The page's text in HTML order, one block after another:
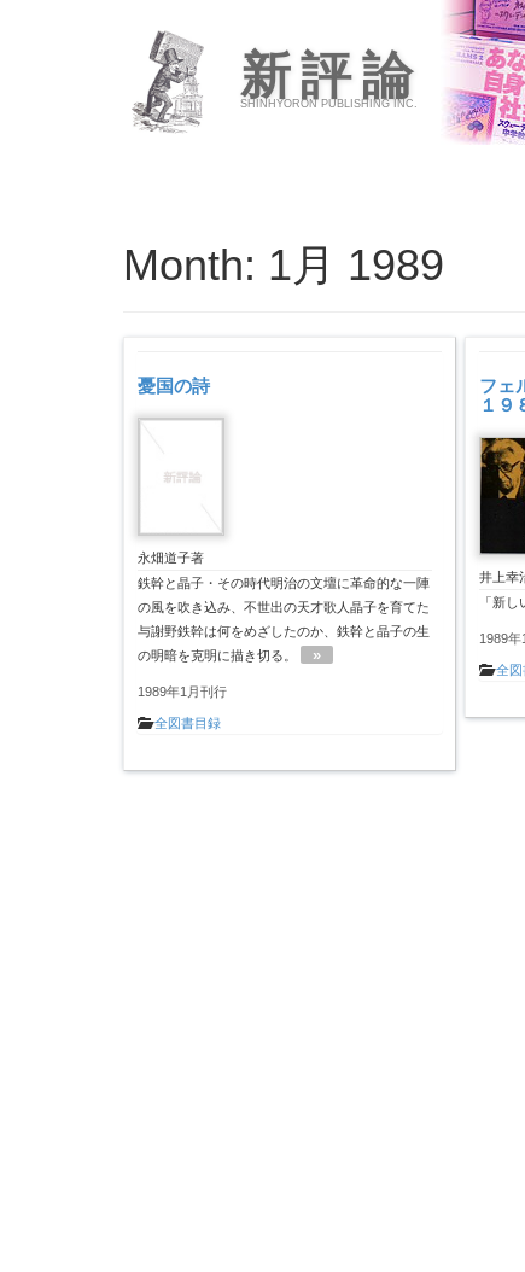
新評論
SHINHYORON PUBLISHING INC.
Month: 1月 1989
憂国の詩
永畑道子著
鉄幹と晶子・その時代明治の文壇に革命的な一陣
の風を吹き込み、不世出の天才歌人晶子を育てた
与謝野鉄幹は何をめざしたのか、鉄幹と晶子の生
の明暗を克明に描き切る。
»
1989年1月刊行
全図書目録
フェ
１９
井上幸
「新
1989年
全図